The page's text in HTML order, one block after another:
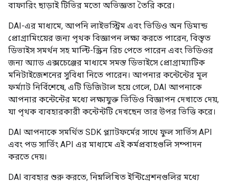
বাফারিং ছাড়াই টিভির মতো অভিজ্ঞতা তৈরি করে।
DAI-এর মাধ্যমে, আপনি লাইভস্ট্রিম এবং ভিডিও অন ডিমান্ড
প্রোগ্রামিংয়ের জন্য পৃথক বিজ্ঞাপন লক্ষ্য করতে পারেন, বিস্তৃত
ডিভাইস সমর্থন সহ মাল্টি-স্ক্রিন রিচ পেতে পারেন এবং ভিডিওর
জন্য অ্যাড এক্সচেঞ্জের মাধ্যমে সমস্ত ডিভাইসে প্রোগ্রাম্যাটিক
মনিটাইজেশনের সুবিধা নিতে পারেন। আপনার কন্টেন্টের মূল
ফর্ম্যাট নির্বিশেষে, এটি ডিজিটাল হয়ে গেলে, DAI আপনাকে
আপনার কন্টেন্টের মধ্যে লক্ষ্যযুক্ত ভিডিও বিজ্ঞাপন দেখাতে দেয়,
যা পৃথক ব্যবহারকারী কন্টেন্টটি দেখছেন তার উপর ভিত্তি করে।
DAI আপনাকে সমর্থিত SDK প্ল্যাটফর্মের সাথে ফুল সার্ভিস API
এবং পড সার্ভিং API এর মাধ্যমে এই কর্মপ্রবাহগুলি সম্পাদন
করতে দেয়।
DAI ব্যবহার শুরু করতে, নিম্নলিখিত ইন্টিগ্রেশনগুলির মধ্যে